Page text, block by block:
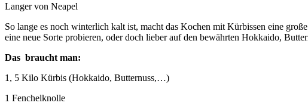
Langer von Neapel
So lange es noch winterlich kalt ist, macht das Kochen mit Kürbissen eine
eine neue Sorte probieren, oder doch lieber auf den bewährten Hokkaido,
Das braucht man:
1, 5 Kilo Kürbis (Hokkaido, Butternuss,…)
1 Fenchelknolle